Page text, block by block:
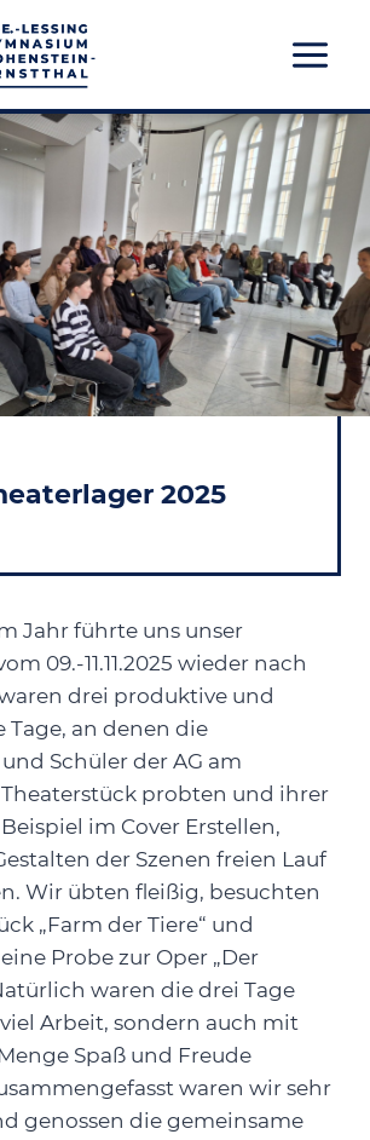
2025
Jahr führte uns unser
09.-11.11.2025 wieder nach
drei produktive und
Tage, an denen die
Schüler der AG am
probten und ihrer
im Cover Erstellen,
der Szenen freien Lauf
Wir übten fleißig, besuchten
„Farm der Tiere“ und
Probe zur Oper „Der
waren die drei Tage
Arbeit, sondern auch mit
Spaß und Freude
waren wir sehr
genossen die gemeinsame